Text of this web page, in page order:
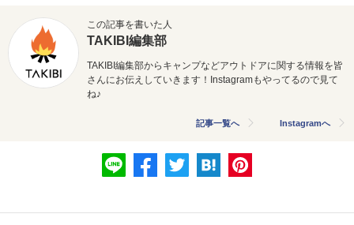
この記事を書いた人
TAKIBI編集部
TAKIBI編集部からキャンプなどアウトドアに関する情報を皆
さんにお伝えしていきます！Instagramもやってるので見て
ね♪
記事一覧へ Instagramへ